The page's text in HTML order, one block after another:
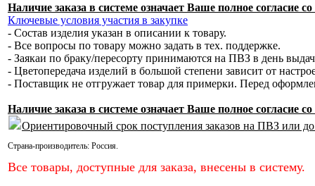
Наличие заказа в системе означает Ваше полное согласие
Ключевые условия участия в закупке
- Состав изделия указан в описании к товару.
- Все вопросы по товару можно задать в тех. поддержке.
- Заякаи по браку/пересорту принимаются на ПВЗ в день
- Цветопередача изделий в большой степени зависит от
- Поставщик не отгружает товар для примерки. Перед
Наличие заказа в системе означает Ваше полное согласие
Ориентировочный срок поступления заказов на ПВЗ или
Страна-производитель: Россия.
Все товары, доступные для заказа, внесены в систему.